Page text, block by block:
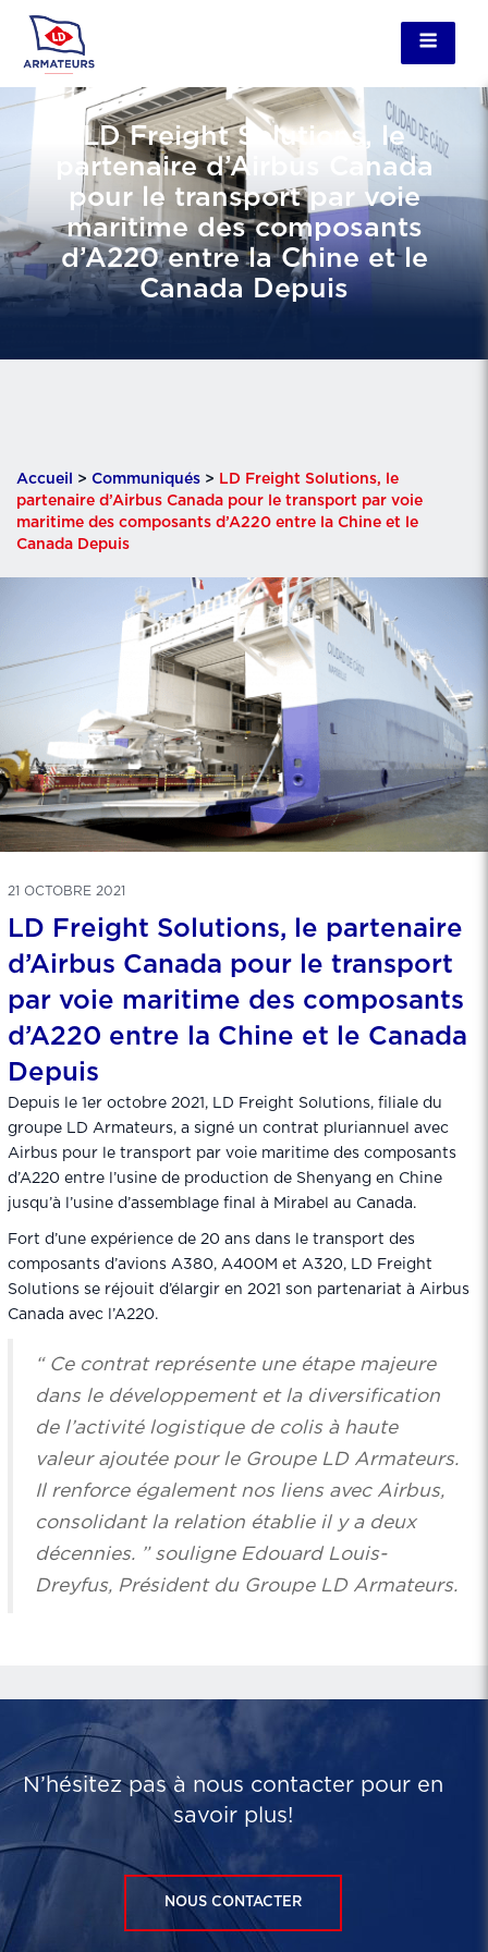
LD Freight Solutions, le
partenaire d’Airbus Canada
pour le transport par voie
maritime des composants
d’A220 entre la Chine et le
Canada Depuis
Accueil > Communiqués > LD Freight Solutions, le
partenaire d’Airbus Canada pour le transport par voie
maritime des composants d’A220 entre la Chine et le
Canada Depuis
21 OCTOBRE 2021
LD Freight Solutions, le partenaire
d’Airbus Canada pour le transport
par voie maritime des composants
d’A220 entre la Chine et le Canada
Depuis
Depuis le 1er octobre 2021, LD Freight Solutions, filiale du
groupe LD Armateurs, a signé un contrat pluriannuel avec
Airbus pour le transport par voie maritime des composants
d’A220 entre l’usine de production de Shenyang en Chine
jusqu’à l’usine d’assemblage final à Mirabel au Canada.
Fort d’une expérience de 20 ans dans le transport des
composants d’avions A380, A400M et A320, LD Freight
Solutions se réjouit d’élargir en 2021 son partenariat à Airbus
Canada avec l’A220.
“ Ce contrat représente une étape majeure
dans le développement et la diversification
de l’activité logistique de colis à haute
valeur ajoutée pour le Groupe LD Armateurs.
Il renforce également nos liens avec Airbus,
consolidant la relation établie il y a deux
décennies. ” souligne Edouard Louis-
Dreyfus, Président du Groupe LD Armateurs.
N’hésitez pas à nous contacter pour en
savoir plus!
NOUS CONTACTER